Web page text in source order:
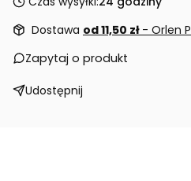
Dostawa od 11,50 zł - Orlen
Zapytaj o produkt
Udostępnij